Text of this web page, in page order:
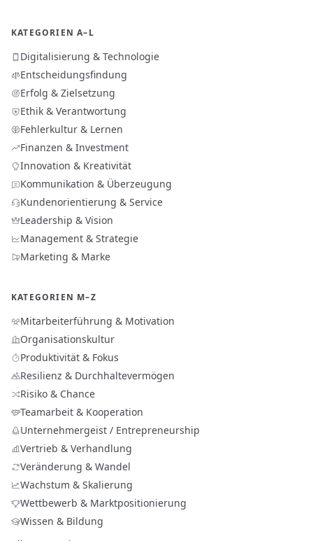
KATEGORIEN A–L
Digitalisierung & Technologie
Entscheidungsfindung
Erfolg & Zielsetzung
Ethik & Verantwortung
Fehlerkultur & Lernen
Finanzen & Investment
Innovation & Kreativität
Kommunikation & Überzeugung
Kundenorientierung & Service
Leadership & Vision
Management & Strategie
Marketing & Marke
KATEGORIEN M–Z
Mitarbeiterführung & Motivation
Organisationskultur
Produktivität & Fokus
Resilienz & Durchhaltevermögen
Risiko & Chance
Teamarbeit & Kooperation
Unternehmergeist / Entrepreneurship
Vertrieb & Verhandlung
Veränderung & Wandel
Wachstum & Skalierung
Wettbewerb & Marktpositionierung
Wissen & Bildung